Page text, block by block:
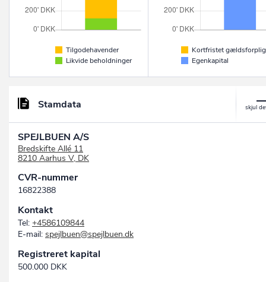
Tilgodehavender
Likvide beholdninger
Kortfristet
Egenkapital
Stamdata
SPEJLBUEN A/S
Bredskifte Allé 11
8210 Aarhus V, DK
CVR-nummer
16822388
Kontakt
Tel: +4586109844
E-mail: spejlbuen@spejlbuen.dk
Registreret kapital
500.000 DKK